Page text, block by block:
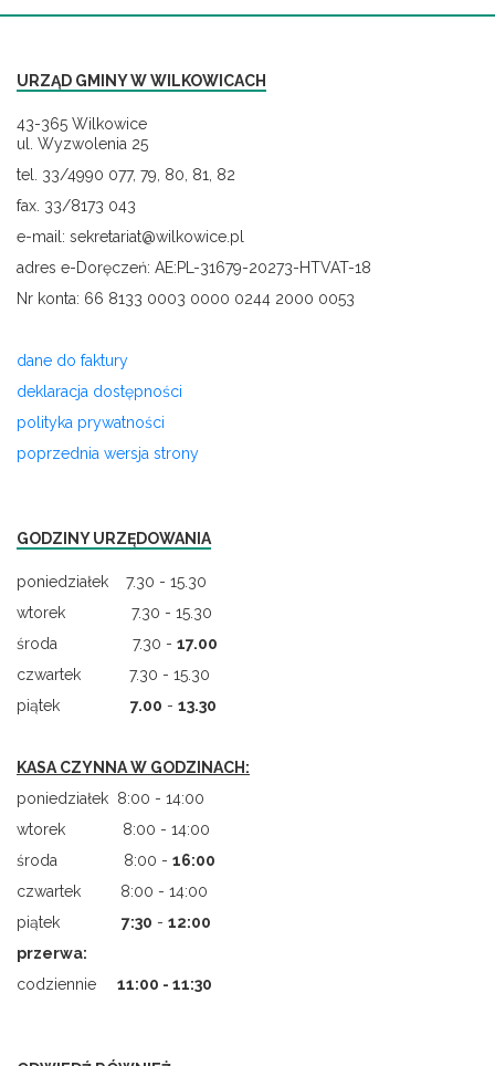
URZĄD GMINY W WILKOWICACH
43-365 Wilkowice
ul. Wyzwolenia 25
tel. 33/4990 077, 79, 80, 81, 82
fax. 33/8173 043
e-mail: sekretariat@wilkowice.pl
adres e-Doręczeń: AE:PL-31679-20273-HTVAT-18
Nr konta: 66 8133 0003 0000 0244 2000 0053
dane do faktury
deklaracja dostępności
polityka prywatności
poprzednia wersja strony
GODZINY URZĘDOWANIA
poniedziałek 7.30 - 15.30
wtorek 7.30 - 15.30
środa 7.30 - 17.00
czwartek 7.30 - 15.30
piątek 7.00 - 13.30
KASA CZYNNA W GODZINACH:
poniedziałek 8:00 - 14:00
wtorek 8:00 - 14:00
środa 8:00 - 16:00
czwartek 8:00 - 14:00
piątek 7:30 - 12:00
przerwa:
codziennie
11:00 - 11:30